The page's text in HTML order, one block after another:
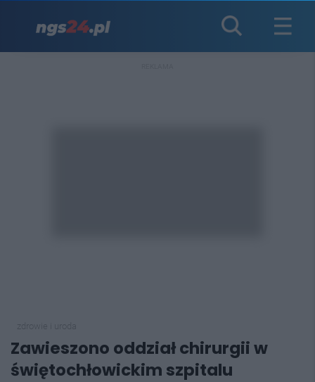
Zawieszono oddział chirurgii w
świętochłowickim szpitalu